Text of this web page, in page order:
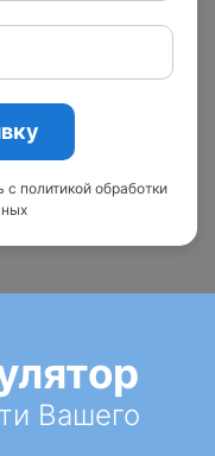
политикой обработки
Вашего